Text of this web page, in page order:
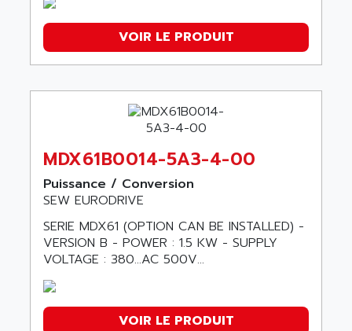
VOIR LE PRODUIT
MDX61B0014-5A3-4-00
Puissance / Conversion
SEW EURODRIVE
SERIE MDX61 (OPTION CAN BE INSTALLED) -
VERSION B - POWER : 1.5 KW - SUPPLY
VOLTAGE : 380…AC 500V...
VOIR LE PRODUIT